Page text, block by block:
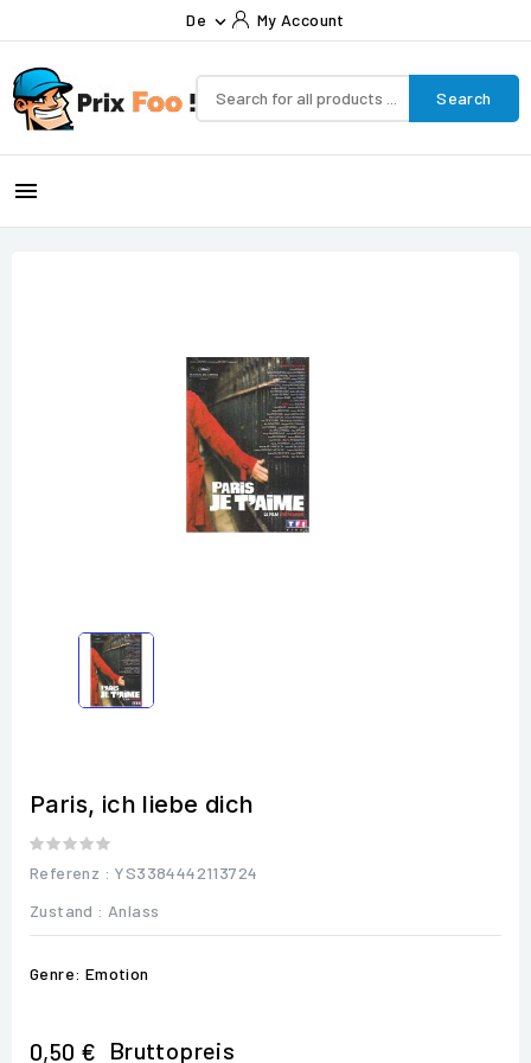
De  My Account
Search

Paris, ich liebe dich
Referenz : YS3384442113724
Zustand : Anlass
Genre: Emotion
0,50 € Bruttopreis